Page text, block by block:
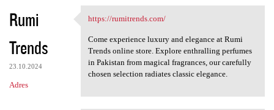
Rumi
Trends
23.10.2024
Adres
https://rumitrends.com/
https://rumitrends.com/
Come experience luxury and elegance at Rumi
Trends online store. Explore enthralling perfumes
in Pakistan from magical fragrances, our carefully
chosen selection radiates classic elegance.